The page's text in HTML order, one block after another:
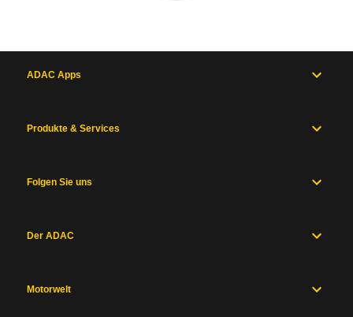
ADAC Apps
Produkte & Services
Folgen Sie uns
Der ADAC
Motorwelt